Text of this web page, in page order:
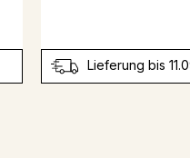
Lieferung bis